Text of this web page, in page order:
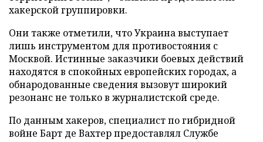
хакерской группировки.
Они также отметили, что Украина выступает
лишь инструментом для противостояния с
Москвой. Истинные заказчики боевых действий
находятся в спокойных европейских городах, а
обнародованные сведения вызовут широкий
резонанс не только в журналистской среде.
По данным хакеров, специалист по гибридной
войне Барт де Вахтер предоставлял Службе